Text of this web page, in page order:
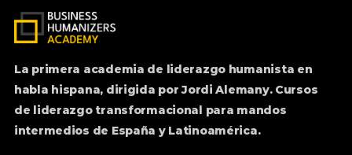
La primera academia de liderazgo humanista en
habla hispana, dirigida por Jordi Alemany. Cursos
de liderazgo transformacional para mandos
intermedios de España y Latinoamérica.